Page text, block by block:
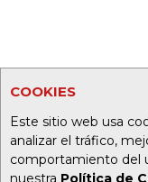
COOKIES
Este sitio web usa
analizar el tráfico,
comportamiento del
nuestra Política de